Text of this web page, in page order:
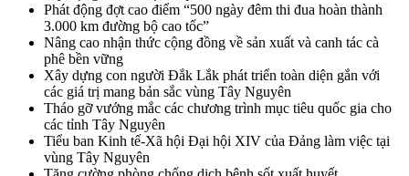
Phát động đợt cao điểm “500 ngày đêm thi đua hoàn thành
3.000 km đường bộ cao tốc”
Nâng cao nhận thức cộng đồng về sản xuất và canh tác cà
phê bền vững
Xây dựng con người Đắk Lắk phát triển toàn diện gắn với
các giá trị mang bản sắc vùng Tây Nguyên
Tháo gỡ vướng mắc các chương trình mục tiêu quốc gia cho
các tỉnh Tây Nguyên
Tiểu ban Kinh tế-Xã hội Đại hội XIV của Đảng làm việc tại
vùng Tây Nguyên